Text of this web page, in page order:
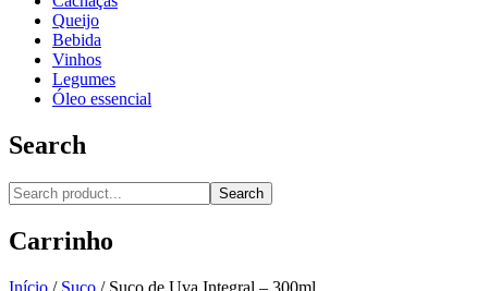
Queijo
Bebida
Vinhos
Legumes
Óleo essencial
Search
Search
Carrinho
Início / Suco /Suco de Uva Integral – 300ml